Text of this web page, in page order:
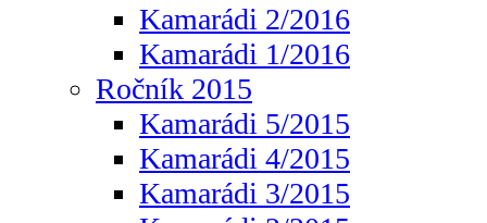
Kamarádi 2/2016
Kamarádi 1/2016
Ročník 2015
Kamarádi 5/2015
Kamarádi 4/2015
Kamarádi 3/2015